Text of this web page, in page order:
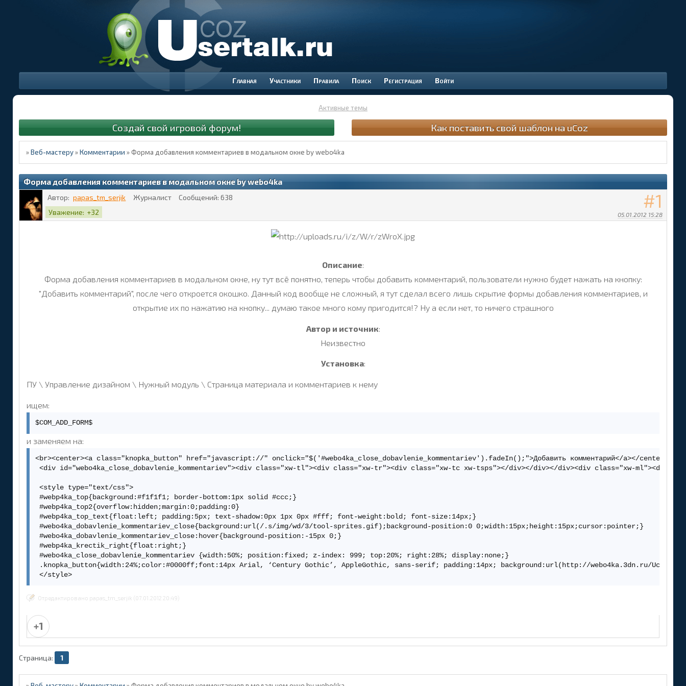
Участники Правила Поиск Регистрация Войти
Активные темы
Создай свой игровой форум! Как поставить свой шаблон на uCoz
»Веб-мастеру »Комментарии »Форма добавления комментариев в модальном окне by webo4ka
Форма добавления комментариев в модальном окне by webo4ka
1
05.01.2012 15:28
Автор: papas_tm_serjik Журналист Сообщений: 638
Уважение: +32
Описание:
Форма добавления комментариев в модальном окне, ну тут всё понятно, теперь чтобы добавить комментарий, пользователи нужно будет нажать на кнопку:
"Добавить комментарий", после чего откроется окошко. Данный код вообще не сложный, я тут сделал всего лишь скрытие формы добавления комментариев, и
открытие их по нажатию на кнопку... думаю такое много кому пригодится!? Ну а если нет, то ничего страшного
Автор и источник:
Неизвестно
Установка:
ПУ \ Управление дизайном \ Нужный модуль \ Страница материала и комментариев к нему
ищем:
$COM_ADD_FORM$
и заменяем на:
<br><center><a class="knopka_button" href="javascript://" onclick="$('#webo4ka_close_dobavlenie_kommentariev').fadeIn();">Добавить комментарий</a></
<div id="webo4ka_close_dobavlenie_kommentariev"><div class="xw-tl"><div class="xw-tr"><div class="xw-tc xw-tsps"></div></div></div><div class="xw-ml"><div
<style type="text/css">
#webp4ka_top{background:#f1f1f1; border-bottom:1px solid #ccc;}
#webp4ka_top2{overflow:hidden;margin:0;padding:0}
#webp4ka_top_text{float:left; padding:5px; text-shadow:0px 1px 0px #fff; font-weight:bold; font-size:14px;}
#webo4ka_dobavlenie_kommentariev_close{background:url(/.s/img/wd/3/tool-sprites.gif);background-position:0 0;width:15px;height:15px;cursor:pointer;}
#webo4ka_dobavlenie_kommentariev_close:hover{background-position:-15px 0;}
#webp4ka_krectik_right{float:right;}
#webo4ka_close_dobavlenie_kommentariev {width:50%; position:fixed; z-index: 999; top:20%; right:28%; display:none;}
.knopka_button{width:24%;color:#0000ff;font:14px Arial, ‘Century Gothic’, AppleGothic, sans-serif; padding:14px; background:url(http://webo4ka.3dn.ru/
</style>
Отредактировано papas_tm_serjik (07.01.2012 20:49)
+1
Страница: 1